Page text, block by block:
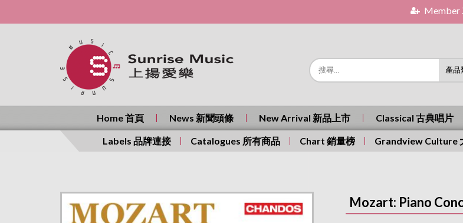
Member
Home 首頁 News 新聞頭條 New Arrival 新品上市 Classical 古典唱片
Labels 品牌連接 Catalogues 所有商品 Chart 銷量榜 Grandview Culture
Mozart: Piano